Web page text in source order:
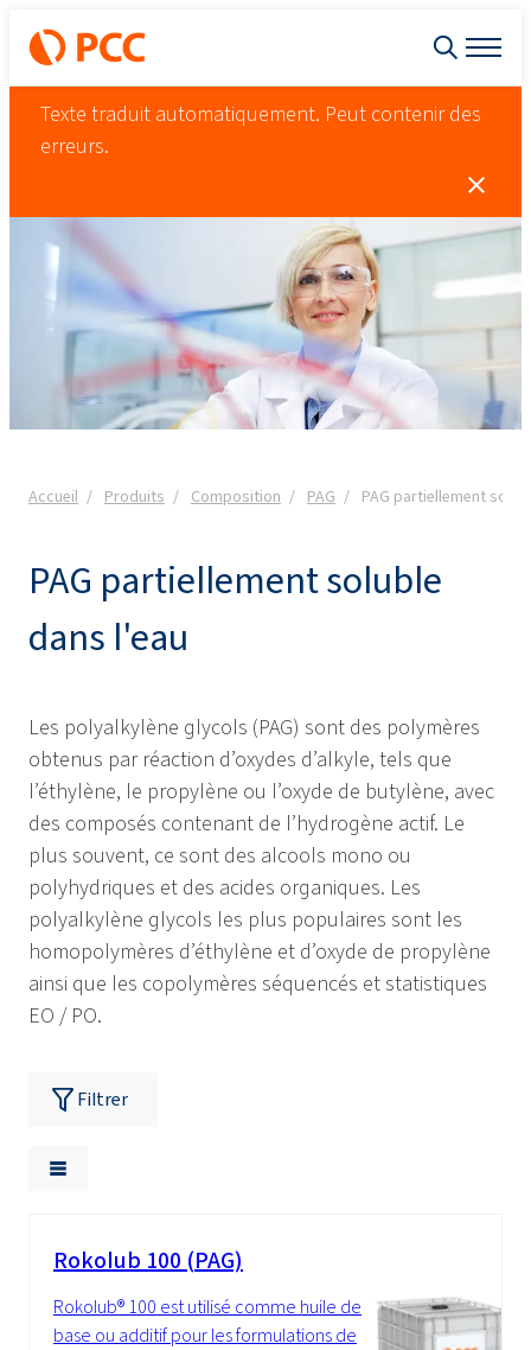
Texte traduit automatiquement. Peut contenir des
erreurs.
Accueil Produits Composition PAG PAG partiellement
PAG partiellement soluble
dans l'eau
Les polyalkylène glycols (PAG) sont des polymères
obtenus par réaction d’oxydes d’alkyle, tels que
l’éthylène, le propylène ou l’oxyde de butylène, avec
des composés contenant de l’hydrogène actif. Le
plus souvent, ce sont des alcools mono ou
polyhydriques et des acides organiques. Les
polyalkylène glycols les plus populaires sont les
homopolymères d’éthylène et d’oxyde de propylène
ainsi que les copolymères séquencés et statistiques
EO / PO.
Filtrer
Rokolub 100 (PAG)
Rokolub® 100 est utilisé comme huile de
base ou additif pour les formulations de